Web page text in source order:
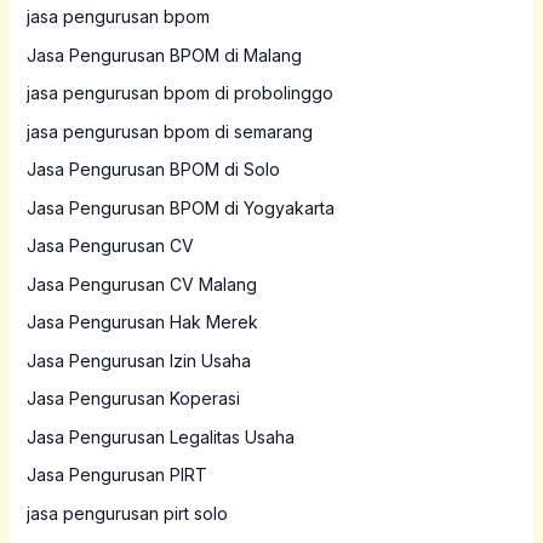
jasa pengurusan bpom
Jasa Pengurusan BPOM di Malang
jasa pengurusan bpom di probolinggo
jasa pengurusan bpom di semarang
Jasa Pengurusan BPOM di Solo
Jasa Pengurusan BPOM di Yogyakarta
Jasa Pengurusan CV
Jasa Pengurusan CV Malang
Jasa Pengurusan Hak Merek
Jasa Pengurusan Izin Usaha
Jasa Pengurusan Koperasi
Jasa Pengurusan Legalitas Usaha
Jasa Pengurusan PIRT
jasa pengurusan pirt solo